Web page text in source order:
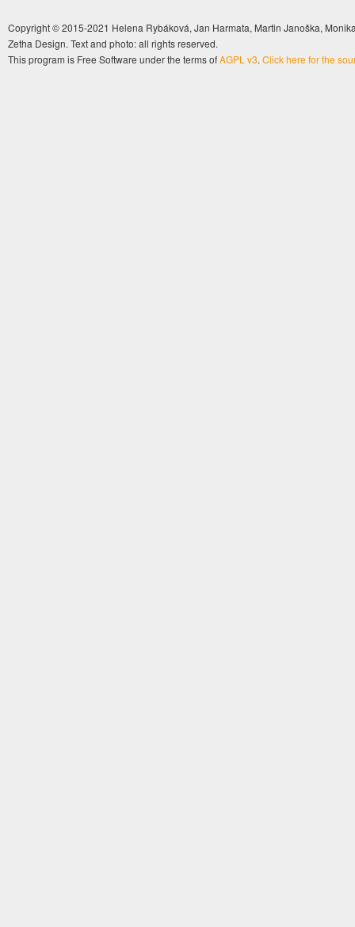
Copyright © 2015-2021 Helena Rybáková, Jan Harmata, Martin Janoška,
Zetha Design. Text and photo: all rights reserved.
This program is Free Software under the terms ofAGPL v3. Click here for the